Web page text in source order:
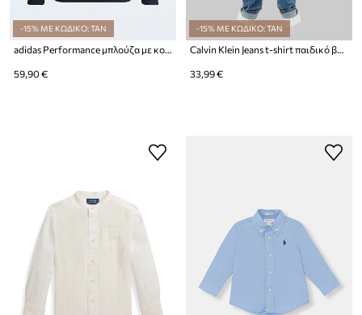
-15% ΜΕ ΚΩΔΙΚΟ: TAN
adidas Performance μπλούζα με κουκούλα παιδική με βαμβάκι REAL MADRID
59,90 €
-15% ΜΕ ΚΩΔΙΚΟ: TAN
Calvin Klein Jeans t-shirt παιδικό βαμβακερό
33,99 €